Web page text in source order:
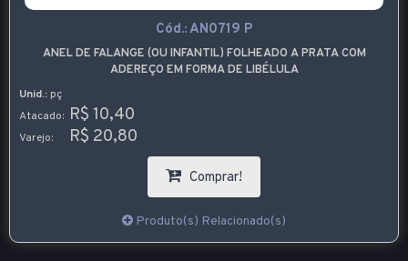
Cód.:AN0719 P
ANEL DE FALANGE (OU INFANTIL) FOLHEADO A PRATA COM
ADEREÇO EM FORMA DE LIBÉLULA
Unid.: pç
Atacado: R$ 10,40
Varejo: R$ 20,80
Comprar!
Produto(s) Relacionado(s)